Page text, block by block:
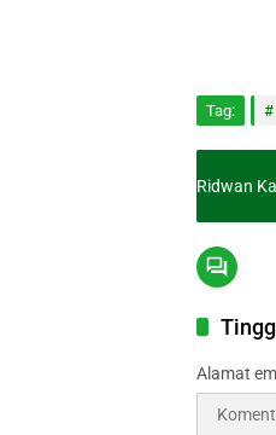
Tag:
Ridwan
Alamat